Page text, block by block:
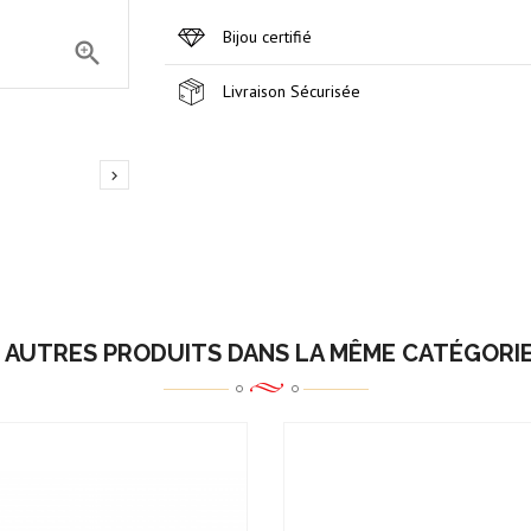


Bijou certifié
Livraison Sécurisée
PRODUITS DANS LA MÊME